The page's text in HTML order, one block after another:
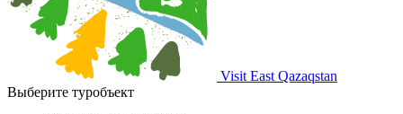
Visit East Qazaqstan
Выберите туробъект